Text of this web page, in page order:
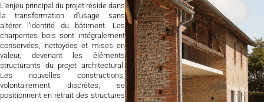
L’enjeu principal du projet réside dans
la transformation d’usage sans
altérer l’identité du bâtiment. Les
charpentes bois sont intégralement
conservées, nettoyées et mises en
valeur, devenant les éléments
structurants du projet architectural.
Les nouvelles constructions,
volontairement discrètes, se
positionnent en retrait des structures